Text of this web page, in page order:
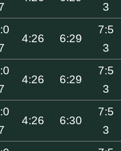
3
4:26 6:29
7:5
3
4:26 6:29
7:5
3
4:26 6:30
7:5
3